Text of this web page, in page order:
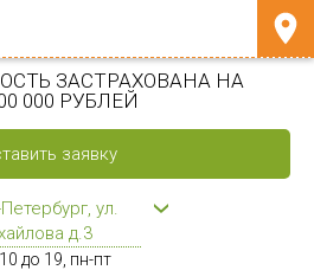
ЗАСТРАХОВАНА НА
000 РУБЛЕЙ
заявку
ул.
д.3
до 19, пн-пт